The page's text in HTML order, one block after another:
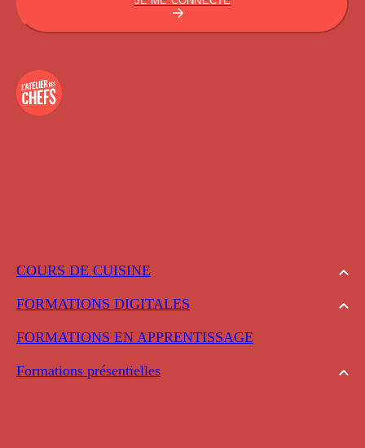
COURS DE CUISINE
FORMATIONS DIGITALES
FORMATIONS EN APPRENTISSAGE
Formations présentielles